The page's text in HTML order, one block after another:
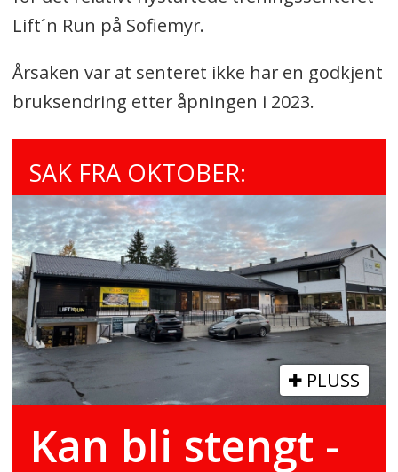
Lift´n Run på Sofiemyr.
Årsaken var at senteret ikke har en godkjent
bruksendring etter åpningen i 2023.
SAK FRA OKTOBER:
PLUSS
Kan bli stengt -